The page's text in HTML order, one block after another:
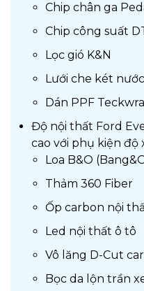
Chip chân ga
Chip công suất
Lọc gió K&N
Lưới che két
Dán PPF
Độ nội thất Ford
cao với phụ kiện độ
Loa B&O
Thảm 360 Fiber
Ốp carbon nội
Led nội thất ô tô
Vô lăng D-Cut
Bọc da lộn trần